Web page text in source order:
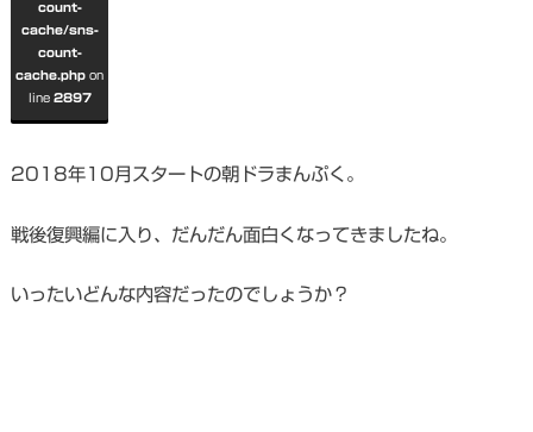
count-
cache/sns-
count-
cache.php on
line 2897
2018年10月スタートの朝ドラまんぷく。
戦後復興編に入り、だんだん面白くなってきましたね。
いったいどんな内容だったのでしょうか？